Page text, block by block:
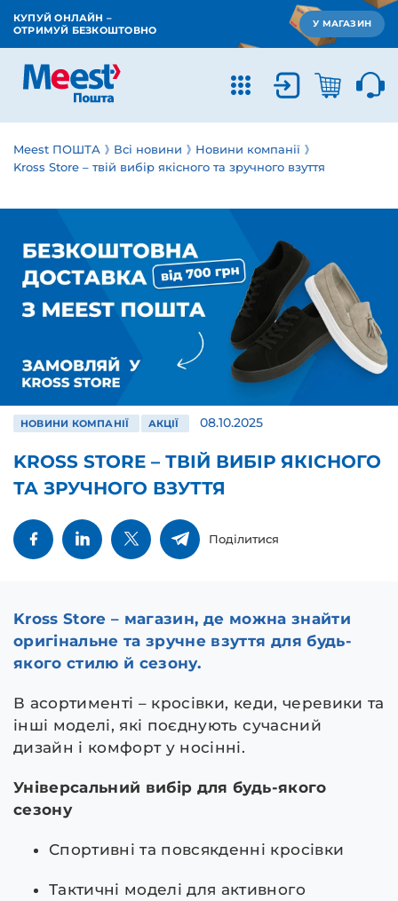
КУПУЙ ОНЛАЙН –
ОТРИМУЙ БЕЗКОШТОВНО
У МАГАЗИН
Meest ПОШТА Всі новини
Новини компанії
Kross Store – твій вибір якісного та зручного взуття
НОВИНИ КОМПАНІЇ АКЦІЇ 08.10.2025
KROSS STORE – ТВІЙ ВИБІР ЯКІСНОГО
ТА ЗРУЧНОГО ВЗУТТЯ
Поділитися
Kross Store – магазин, де можна знайти
оригінальне та зручне взуття для будь-
якого стилю й сезону.
В асортименті – кросівки, кеди, черевики та
інші моделі, які поєднують сучасний
дизайн і комфорт у носінні.
Універсальний вибір для будь-якого
сезону
Спортивні та повсякденні кросівки
Тактичні моделі для активного